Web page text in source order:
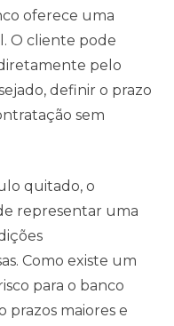
oferece uma
O cliente pode
pelo
definir o prazo
sem
quitado, o
representar uma
Como existe um
para o banco
prazos maiores e